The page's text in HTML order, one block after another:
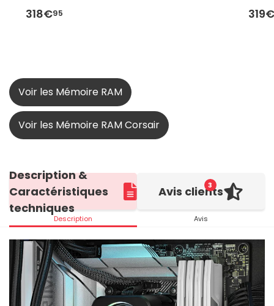
318€95
Voir les Mémoire RAM
Voir les Mémoire RAM Corsair
Description &
Caractéristiques
techniques
Description
3
Avis clients
Avis